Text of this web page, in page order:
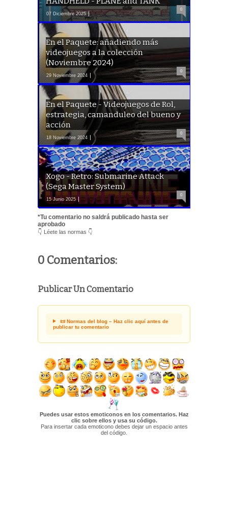
07 Diciembre 2025
0
En el Paquete: añadiendo más
videojuegos a la colección
(Noviembre 2024)
29 Noviembre 2024
0
En el Paquete - Videojuegos de Rol,
estrategia, camanduleo del bueno y
acción
18 Noviembre 2024
0
Xogo - Retro: Submarine Attack
(Sega Master System)
15 Junio 2025
0
*Tu comentario no saldrá publicado hasta ser
aprobado
👇 Léete las normas 👇
0 Comentarios:
Publicar Un Comentario
📜 Normas del blog – Haz clic aquí antes de
publicar tu comentario
Puedes usar estos emoticonos en los comentarios. Haz
clic sobre ellos y usa su código.
Para insertar cada emoticono debes dejar un espacio antes
del código.